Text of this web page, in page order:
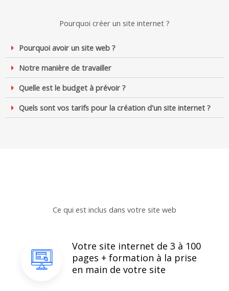
Pourquoi créer un site internet ?
Pourquoi avoir un site web ?
Notre manière de travailler
Quelle est le budget à prévoir ?
Quels sont vos tarifs pour la création d'un site internet ?
Ce qui est inclus dans votre site web
Votre site internet de 3 à 100
pages + formation à la prise
en main de votre site